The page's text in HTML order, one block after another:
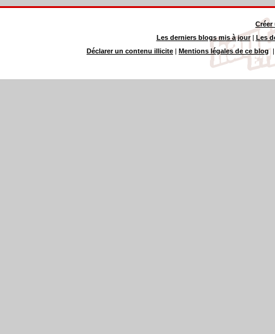
Créer
Les derniers blogs mis à jour| Les
Déclarer un contenu illicite | Mentions légales de ce blog